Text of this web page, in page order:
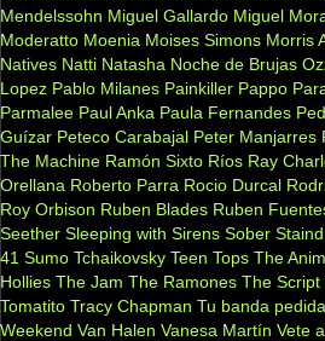
Mendelssohn Miguel Gallardo Miguel
Moderatto Moenia Moises Simons Morris
Natives Natti Natasha Noche de Brujas
Lopez Pablo Milanes Painkiller Pappo
Parmalee Paul Anka Paula Fernandes
Guízar Peteco Carabajal Peter Manjarres
The Machine Ramón Sixto Ríos Ray
Orellana Roberto Parra Rocio Durcal
Roy Orbison Ruben Blades Ruben
Seether Sleeping with Sirens Sober Staind
41 Sumo Tchaikovsky Teen Tops The
Hollies The Jam The Ramones The Script
Tomatito Tracy Chapman Tu banda
Weekend Van Halen Vanesa Martín Vete